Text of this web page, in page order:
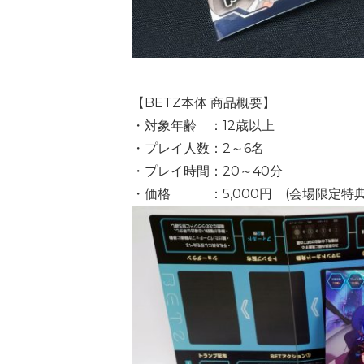
【BETZ本体 商品概要】
・対象年齢 ：12歳以上
・プレイ人数：2～6名
・プレイ時間：20～40分
・価格 ：5,000円 (会場限定特